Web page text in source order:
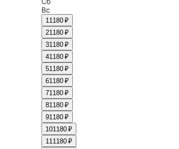
Вс
11180 ₽
21180 ₽
31180 ₽
41180 ₽
51180 ₽
61180 ₽
71180 ₽
81180 ₽
91180 ₽
101180 ₽
111180 ₽